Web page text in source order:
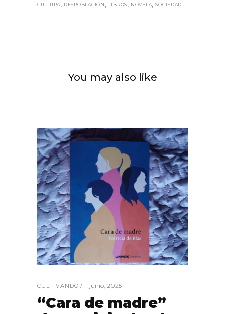
CULTURA, DESPOBLACIÓN , LIBROS, NOVELA,SOCIEDAD
You may also like
CULTIVANDO 1 junio, 2025
“Cara de madre”